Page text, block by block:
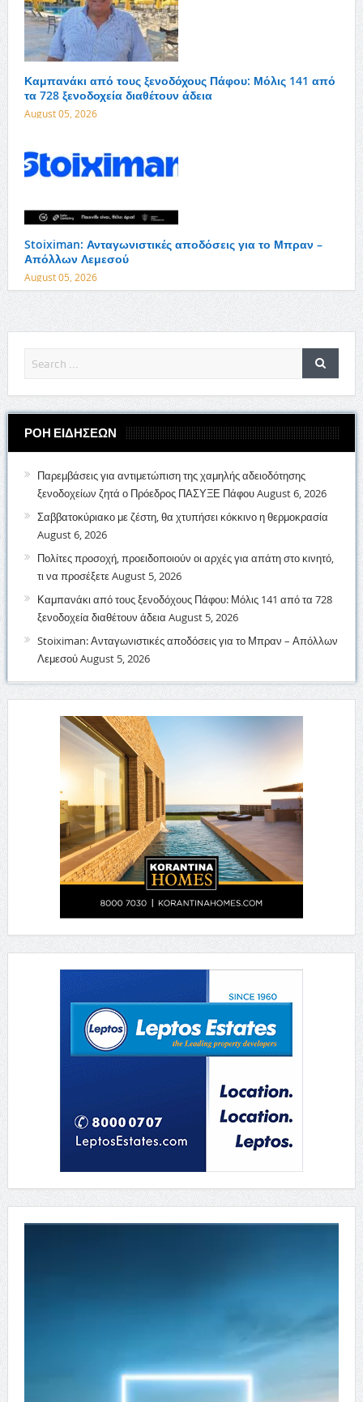
Καμπανάκι από τους ξενοδόχους Πάφου: Μόλις 141 από
τα 728 ξενοδοχεία διαθέτουν άδεια
August 05, 2026
Stoiximan: Ανταγωνιστικές αποδόσεις για το Μπραν –
Απόλλων Λεμεσού
August 05, 2026
ΡΟΗ ΕΙΔΗΣΕΩΝ
Παρεμβάσεις για αντιμετώπιση της χαμηλής αδειοδότησης
ξενοδοχείων ζητά ο Πρόεδρος ΠΑΣΥΞΕ ΠάφουAugust 6, 2026
Σαββατοκύριακο με ζέστη, θα χτυπήσει κόκκινο η θερμοκρασία
August 6, 2026
Πολίτες προσοχή, προειδοποιούν οι αρχές για απάτη στο κινητό,
τι να προσέξετεAugust 5, 2026
Καμπανάκι από τους ξενοδόχους Πάφου: Μόλις 141 από τα 728
ξενοδοχεία διαθέτουν άδεια August 5, 2026
Stoiximan: Ανταγωνιστικές αποδόσεις για το Μπραν – Απόλλων
ΛεμεσούAugust 5, 2026